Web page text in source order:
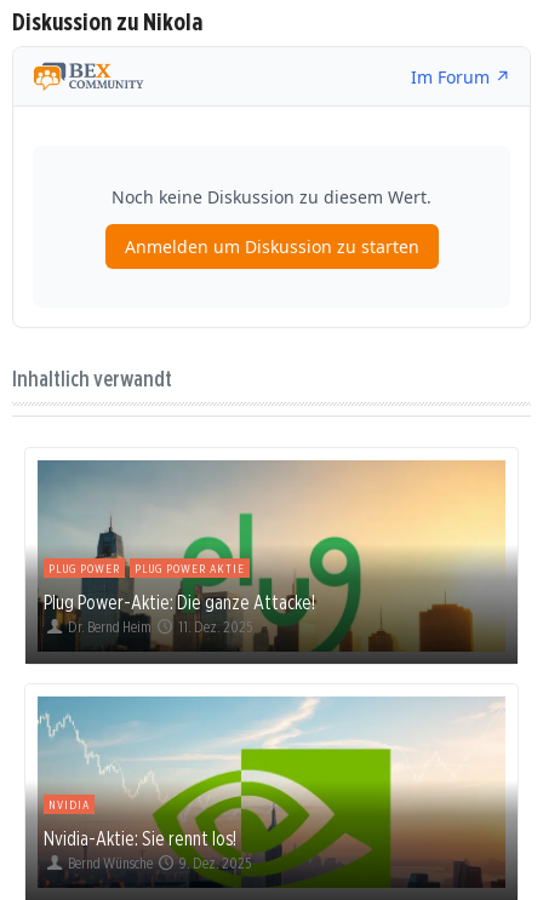
Diskussion zu Nikola
Inhaltlich verwandt
PLUG POWER PLUG POWER AKTIE
Plug Power-Aktie: Die ganze Attacke!
Dr. Bernd Heim 11. Dez. 2025
NVIDIA
Nvidia-Aktie: Sie rennt los!
Bernd Wünsche 9. Dez. 2025